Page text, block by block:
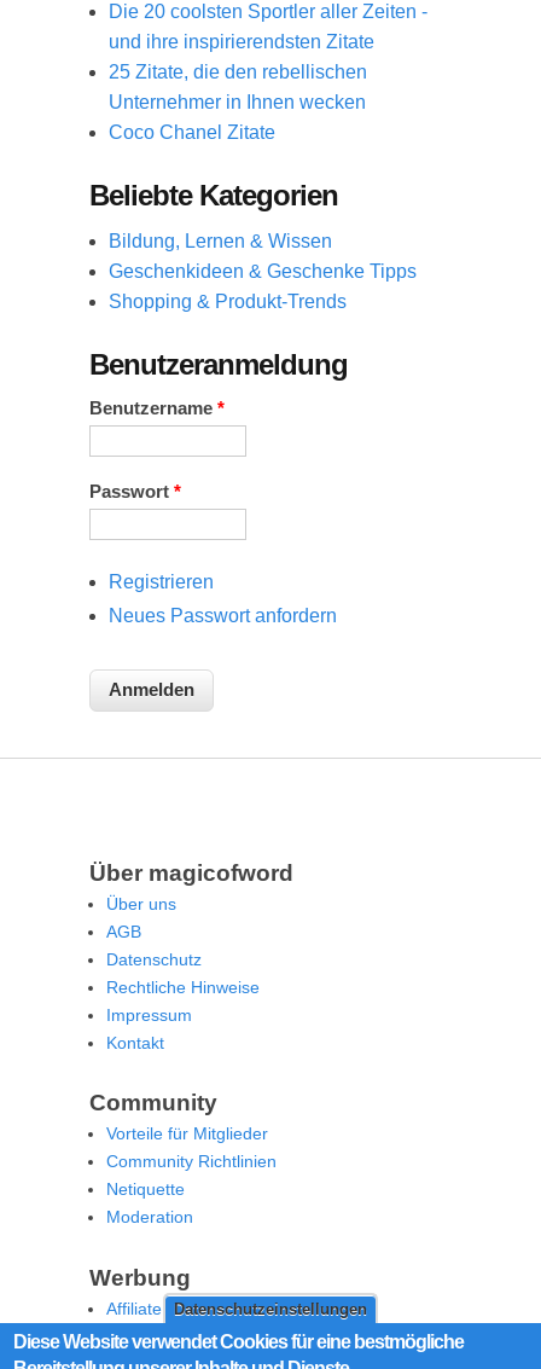
Datenschutzeinstellungen
Diese Website verwendet Cookies für eine bestmögliche
Die 20 coolsten Sportler aller Zeiten -
und ihre inspirierendsten Zitate
25 Zitate, die den rebellischen
Unternehmer in Ihnen wecken
Coco Chanel Zitate
Beliebte Kategorien
Bildung, Lernen & Wissen
Geschenkideen & Geschenke Tipps
Shopping & Produkt-Trends
Benutzeranmeldung
Benutzername *
Passwort *
Registrieren
Neues Passwort anfordern
Über magicofword
Über uns
AGB
Datenschutz
Rechtliche Hinweise
Impressum
Kontakt
Community
Vorteile für Mitglieder
Community Richtlinien
Netiquette
Moderation
Werbung
Affiliate Offenlegung
Werben Sie auf MoW